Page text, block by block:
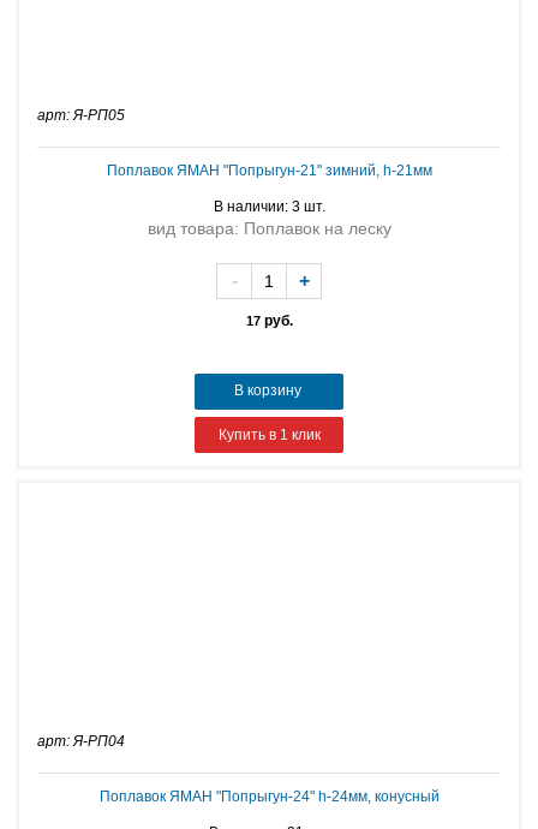
арт: Я-РП05
Поплавок ЯМАН "Попрыгун-21" зимний, h-21мм
В наличии: 3 шт.
вид товара: Поплавок на леску
17руб.
- +
В корзину
Купить в 1 клик
арт: Я-РП04
Поплавок ЯМАН "Попрыгун-24" h-24мм, конусный